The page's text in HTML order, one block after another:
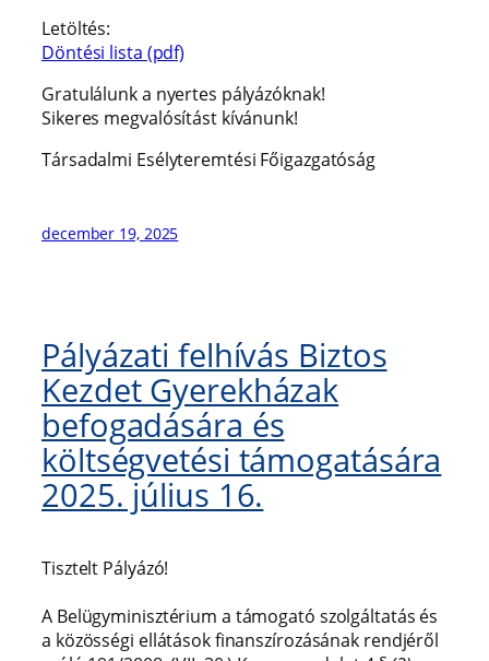
Letöltés:
Döntési lista (pdf)
Gratulálunk a nyertes pályázóknak!
Sikeres megvalósítást kívánunk!
Társadalmi Esélyteremtési Főigazgatóság
december 19, 2025
Pályázati felhívás Biztos
Kezdet Gyerekházak
befogadására és
költségvetési támogatására
2025. július 16.
Tisztelt Pályázó!
A Belügyminisztérium a támogató szolgáltatás és
a közösségi ellátások finanszírozásának rendjéről